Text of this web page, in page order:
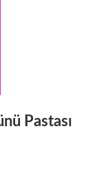
Pastası